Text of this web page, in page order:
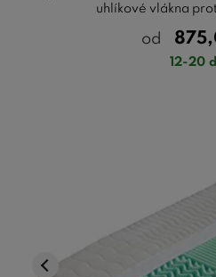
uhlíkové vlákna
od
12-20